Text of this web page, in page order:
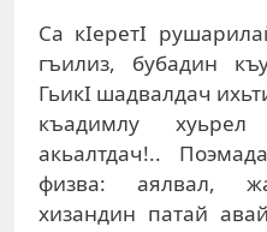
Са кIеретI
гъилиз, бубадин
ГьикI шадвалдач
къадимлу
акьалтдач!..
физва: аялвал,
хизандин патай